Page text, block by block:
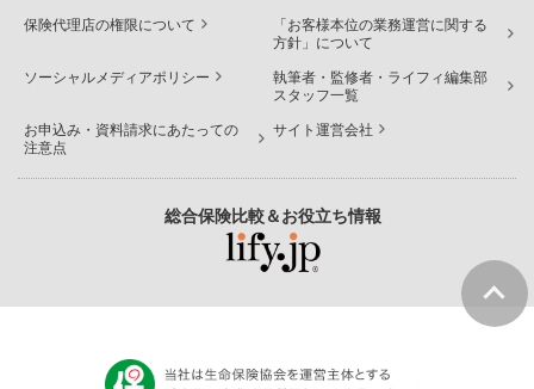
保険代理店の権限について
「お客様本位の業務運営に関する
方針」について
ソーシャルメディアポリシー
執筆者・監修者・ライフィ編集部
スタッフ一覧
お申込み・資料請求にあたっての
注意点
サイト運営会社
総合保険比較＆お役立ち情報